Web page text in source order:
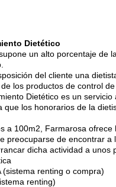
Dietético
un alto porcentaje de
del cliente una
los productos de control
Dietético es un
que los honorarios de la
a 100m2, Farmarosa
preocuparse de encontrar
dicha actividad a unos
(sistema renting o compra)
renting)